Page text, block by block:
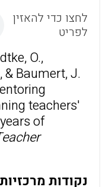
לחצו כדי להאזין
לפריט
O.,
& Baumert, J.
teachers'
of
נקודות